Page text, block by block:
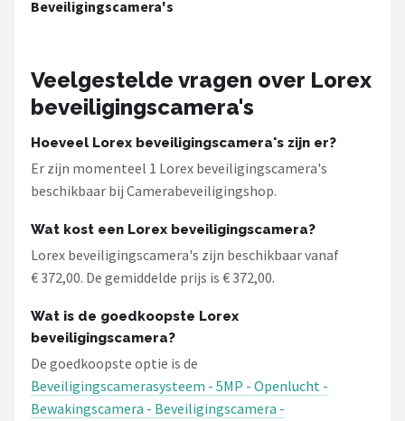
Teceye
ieGeek
Alle merken →
Beveiligingscamera's
Veelgestelde vragen over Lorex
beveiligingscamera's
Hoeveel Lorex beveiligingscamera's zijn er?
Er zijn momenteel 1 Lorex beveiligingscamera's
beschikbaar bij Camerabeveiligingshop.
Wat kost een Lorex beveiligingscamera?
Lorex beveiligingscamera's zijn beschikbaar vanaf
€ 372,00. De gemiddelde prijs is € 372,00.
Wat is de goedkoopste Lorex
beveiligingscamera?
De goedkoopste optie is de
Beveiligingscamerasysteem - 5MP - Openlucht -
Bewakingscamera - Beveiligingscamera -